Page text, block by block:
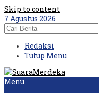
Skip to content
7 Agustus 2026
Redaksi
Tutup Menu
Menu